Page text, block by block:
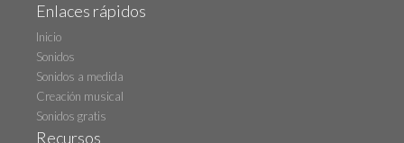
Enlaces rápidos
Inicio
Sonidos
Sonidos a medida
Creación musical
Sonidos gratis
Recursos